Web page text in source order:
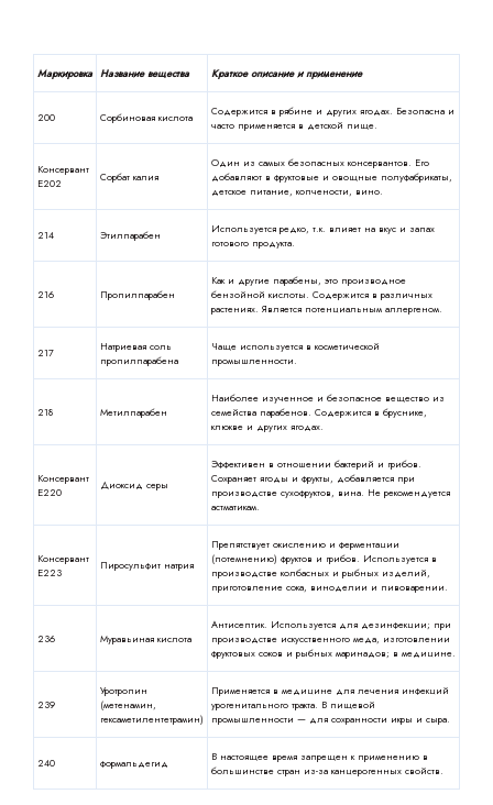
Маркировка Название вещества Краткое описание и применение
200 Сорбиновая кислота
Содержится в рябине и других ягодах. Безопасна и
часто применяется в детской пище.
Консервант
Е202
Сорбат калия
Один из самых безопасных консервантов. Его
добавляют в фруктовые и овощные полуфабрикаты,
детское питание, копчености, вино.
214 Этилпарабен
Используется редко, т.к. влияет на вкус и запах
готового продукта.
216 Пропилпарабен
Как и другие парабены, это производное
бензойной кислоты. Содержится в различных
растениях. Является потенциальным аллергеном.
217
Натриевая соль
пропилпарабена
Чаще используется в косметической
промышленности.
218 Метилпарабен
Наиболее изученное и безопасное вещество из
семейства парабенов. Содержится в бруснике,
клюкве и других ягодах.
Консервант
Е220
Диоксид серы
Эффективен в отношении бактерий и грибов.
Сохраняет ягоды и фрукты, добавляется при
производстве сухофруктов, вина. Не рекомендуется
астматикам.
Консервант
Е223
Пиросульфит натрия
Препятствует окислению и ферментации
(потемнению) фруктов и грибов. Используется в
производстве колбасных и рыбных изделий,
приготовление сока, виноделии и пивоварении.
236 Муравьиная кислота
Антисептик. Используется для дезинфекции; при
производстве искусственного меда, изготовлении
фруктовых соков и рыбных маринадов; в медицине.
239
Уротропин
(метенамин,
гексаметилентетрамин)
Применяется в медицине для лечения инфекций
урогенитального тракта. В пищевой
промышленности — для сохранности икры и сыра.
240 формальдегид
В настоящее время запрещен к применению в
большинстве стран из-за канцерогенных свойств.